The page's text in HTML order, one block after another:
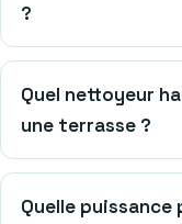
?
Quel nettoyeur
une terrasse ?
Quelle